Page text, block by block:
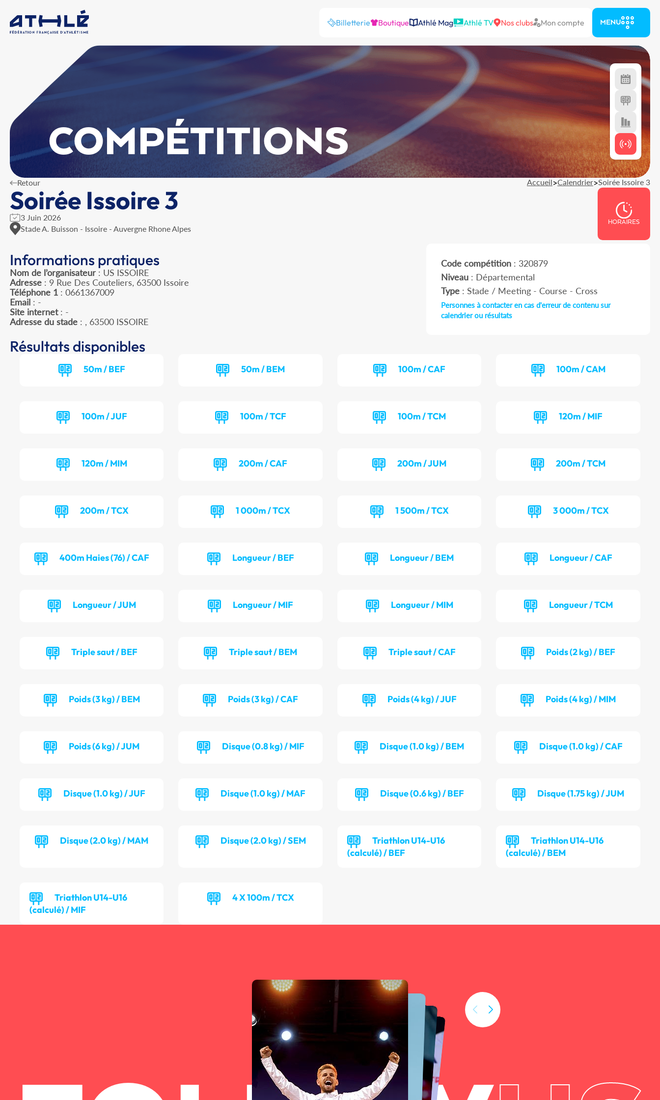
Billetterie Boutique Athlé Mag Athlé TV Nos clubs Mon compte MENU
COMPÉTITIONS
Retour Accueil>Calendrier>Soirée Issoire 3
Soirée Issoire 3
3 Juin 2026
Stade A. Buisson - Issoire - Auvergne Rhone Alpes
HORAIRES
Informations pratiques
Nom de l’organisateur : US ISSOIRE
Adresse : 9 Rue Des Couteliers, 63500 Issoire
Téléphone 1 : 0661367009
Email : -
Site internet: -
Adresse du stade : , 63500 ISSOIRE
Code compétition: 320879
Niveau: Départemental
Type: Stade / Meeting - Course - Cross
Personnes à contacter en cas d'erreur de contenu sur
calendrier ou résultats
Résultats disponibles
50m / BEF 50m / BEM 100m / CAF 100m / CAM
100m / JUF 100m / TCF 100m / TCM 120m / MIF
120m / MIM 200m / CAF 200m / JUM 200m / TCM
200m / TCX 1 000m / TCX 1 500m / TCX 3 000m / TCX
400m Haies (76) / CAF Longueur / BEF Longueur / BEM Longueur / CAF
Longueur / JUM Longueur / MIF Longueur / MIM Longueur / TCM
Triple saut / BEF Triple saut / BEM Triple saut / CAF Poids (2 kg) / BEF
Poids (3 kg) / BEM Poids (3 kg) / CAF Poids (4 kg) / JUF Poids (4 kg) / MIM
Poids (6 kg) / JUM Disque (0.8 kg) / MIF Disque (1.0 kg) / BEM Disque (1.0 kg) / CAF
Disque (1.0 kg) / JUF Disque (1.0 kg) / MAF Disque (0.6 kg) / BEF Disque (1.75 kg) / JUM
Disque (2.0 kg) / MAM Disque (2.0 kg) / SEM
Triathlon U14-U16
(calculé) / BEF
Triathlon U14-U16
(calculé) / BEM
Triathlon U14-U16
(calculé) / MIF
4 X 100m / TCX